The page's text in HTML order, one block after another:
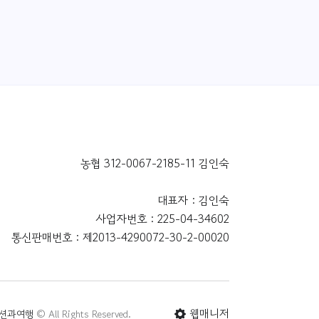
농협 312-0067-2185-11 김인숙
대표자 : 김인숙
사업자번호 : 225-04-34602
통신판매번호 : 제2013-4290072-30-2-00020
과여행 © All Rights Reserved. 웹매니저